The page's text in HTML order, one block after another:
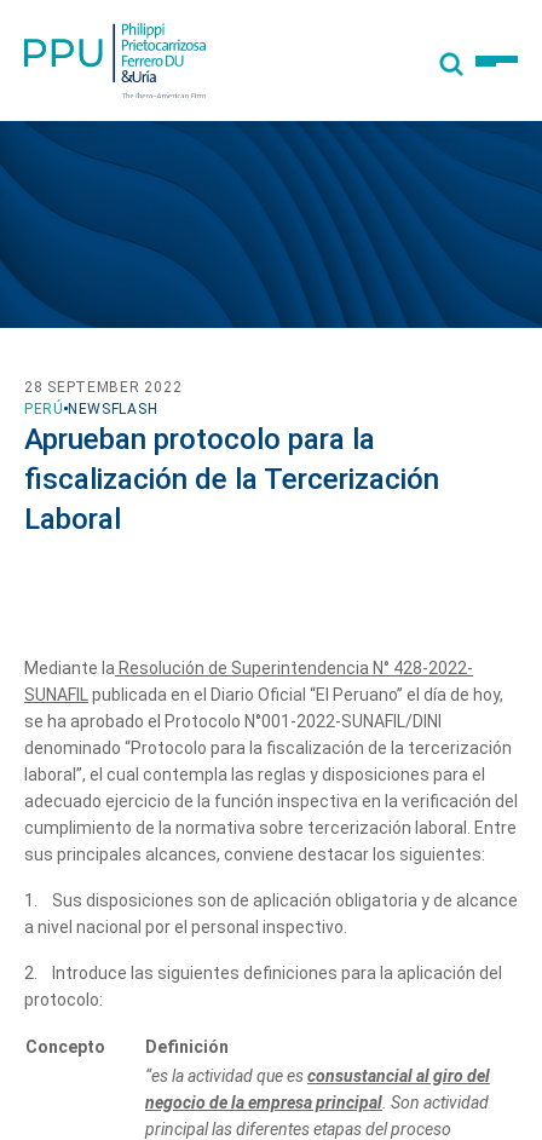
PERÚ NEWSFLASH
28 SEPTEMBER 2022
Aprueban protocolo para la
fiscalización de la Tercerización
Laboral
Mediante la Resolución de Superintendencia N° 428-2022-
SUNAFIL
publicada en el Diario Oficial “El Peruano” el día de hoy,
se ha aprobado el Protocolo N°001-2022-SUNAFIL/DINI
denominado “Protocolo para la fiscalización de la tercerización
laboral”, el cual contempla las reglas y disposiciones para el
adecuado ejercicio de la función inspectiva en la verificación del
cumplimiento de la normativa sobre tercerización laboral. Entre
sus principales alcances, conviene destacar los siguientes:
1. Sus disposiciones son de aplicación obligatoria y de alcance
a nivel nacional por el personal inspectivo.
2. Introduce las siguientes definiciones para la aplicación del
protocolo:
Concepto Definición
“es la actividad que esconsustancial al giro del
negocio de la empresa principal . Son actividad
principal las diferentes etapas del proceso